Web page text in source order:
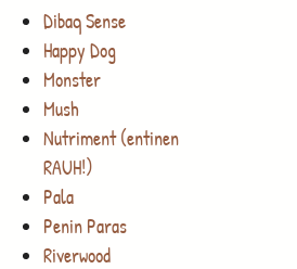
Dibaq Sense
Happy Dog
Monster
Mush
Nutriment (entinen
RAUH!)
Pala
Penin Paras
Riverwood